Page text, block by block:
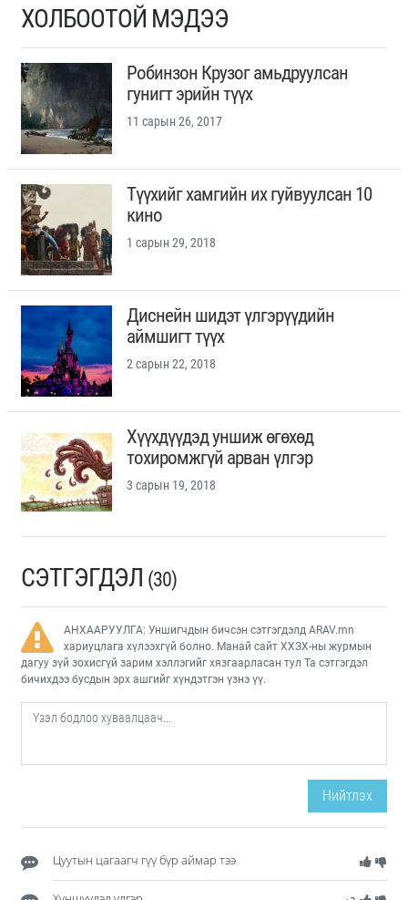
ХОЛБООТОЙ МЭДЭЭ
Робинзон Крузог амьдруулсан
гунигт эрийн түүх
11 сарын 26, 2017
Түүхийг хамгийн их гуйвуулсан 10
кино
1 сарын 29, 2018
Диснейн шидэт үлгэрүүдийн
аймшигт түүх
2 сарын 22, 2018
Хүүхдүүдэд уншиж өгөхөд
тохиромжгүй арван үлгэр
3 сарын 19, 2018
СЭТГЭГДЭЛ (30)
АНХААРУУЛГА: Уншигчдын бичсэн сэтгэгдэлд ARAV.mn
хариуцлага хүлээхгүй болно. Манай сайт ХХЗХ-ны журмын
дагуу зүй зохисгүй зарим хэллэгийг хязгаарласан тул Та сэтгэгдэл
бичихдээ бусдын эрх ашгийг хүндэтгэн үзнэ үү.
Нийтлэх
Цуутын цагаагч гүү бүр аймар тээ